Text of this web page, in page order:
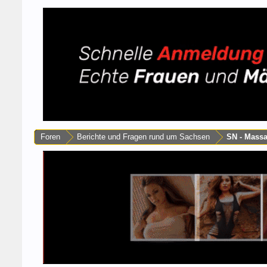
Foren Berichte und Fragen rund um Sachsen SN -